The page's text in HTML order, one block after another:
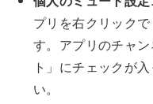
プリを右クリック
す。アプリのチャ
ト」にチェックが
い。